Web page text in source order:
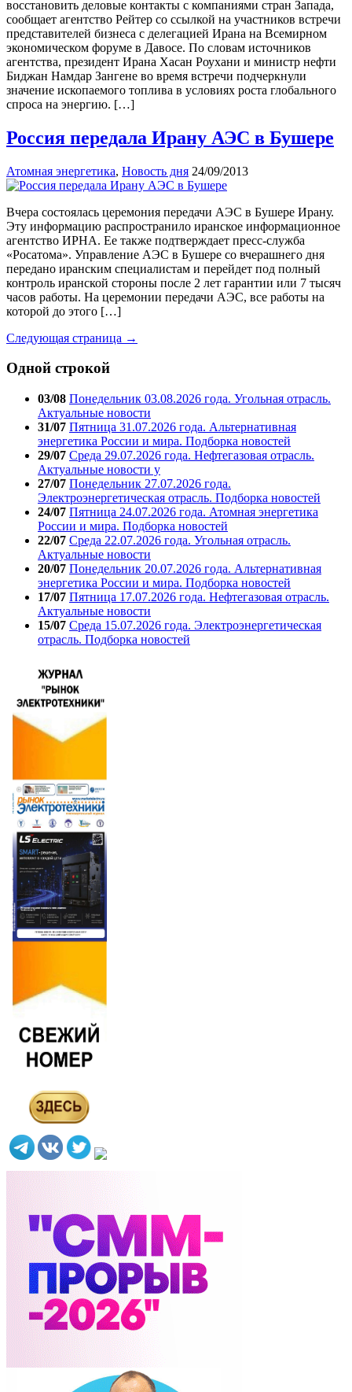
восстановить деловые контакты с компаниями стран Запада,
сообщает агентство Рейтер со ссылкой на участников встречи
представителей бизнеса с делегацией Ирана на Всемирном
экономическом форуме в Давосе. По словам источников
агентства, президент Ирана Хасан Роухани и министр нефти
Биджан Намдар Зангене во время встречи подчеркнули
значение ископаемого топлива в условиях роста глобального
спроса на энергию. […]
Россия передала Ирану АЭС в Бушере
Атомная энергетика, Новость дня 24/09/2013
Вчера состоялась церемония передачи АЭС в Бушере Ирану.
Эту информацию распространило иранское информационное
агентство ИРНА. Ее также подтверждает пресс-служба
«Росатома». Управление АЭС в Бушере со вчерашнего дня
передано иранским специалистам и перейдет под полный
контроль иранской стороны после 2 лет гарантии или 7 тысяч
часов работы. На церемонии передачи АЭС, все работы на
которой до этого […]
Следующая страница →
Одной строкой
03/08 Понедельник 03.08.2026 года. Угольная отрасль.
Актуальные новости
31/07 Пятница 31.07.2026 года. Альтернативная
энергетика России и мира. Подборка новостей
29/07 Среда 29.07.2026 года. Нефтегазовая отрасль.
Актуальные новости у
27/07 Понедельник 27.07.2026 года.
Электроэнергетическая отрасль. Подборка новостей
24/07 Пятница 24.07.2026 года. Атомная энергетика
России и мира. Подборка новостей
22/07 Среда 22.07.2026 года. Угольная отрасль.
Актуальные новости
20/07 Понедельник 20.07.2026 года. Альтернативная
энергетика России и мира. Подборка новостей
17/07 Пятница 17.07.2026 года. Нефтегазовая отрасль.
Актуальные новости
15/07 Среда 15.07.2026 года. Электроэнергетическая
отрасль. Подборка новостей